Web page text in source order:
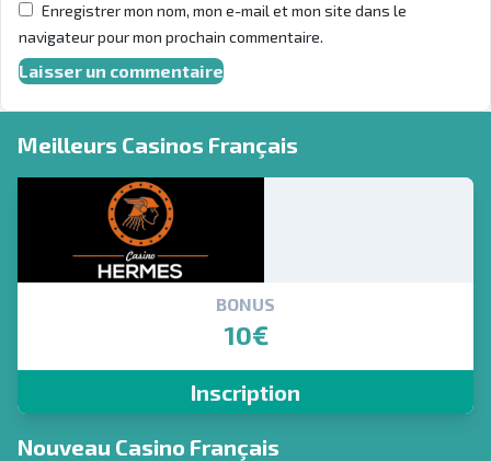
Enregistrer mon nom, mon e-mail et mon site dans le
navigateur pour mon prochain commentaire.
Meilleurs Casinos Français
BONUS
10€
Inscription
Nouveau Casino Français